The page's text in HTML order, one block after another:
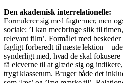
Den akademisk interrelationelle:
Formulerer sig med fagtermer, men
sociale: ’I kan medbringe slik til
relevant film’. Formålet med
fagligt forberedt til næste lektion –
synderligt med, hvad de skal fokusere
få eleverne til at glæde sig og
trygt klasserum. Bruger både det